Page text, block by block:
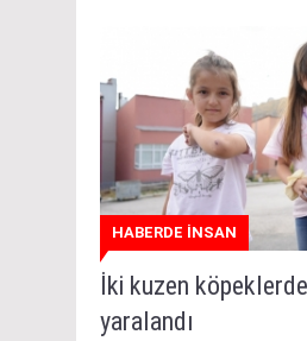
HABERDE İNSAN
İki kuzen
yaralandı